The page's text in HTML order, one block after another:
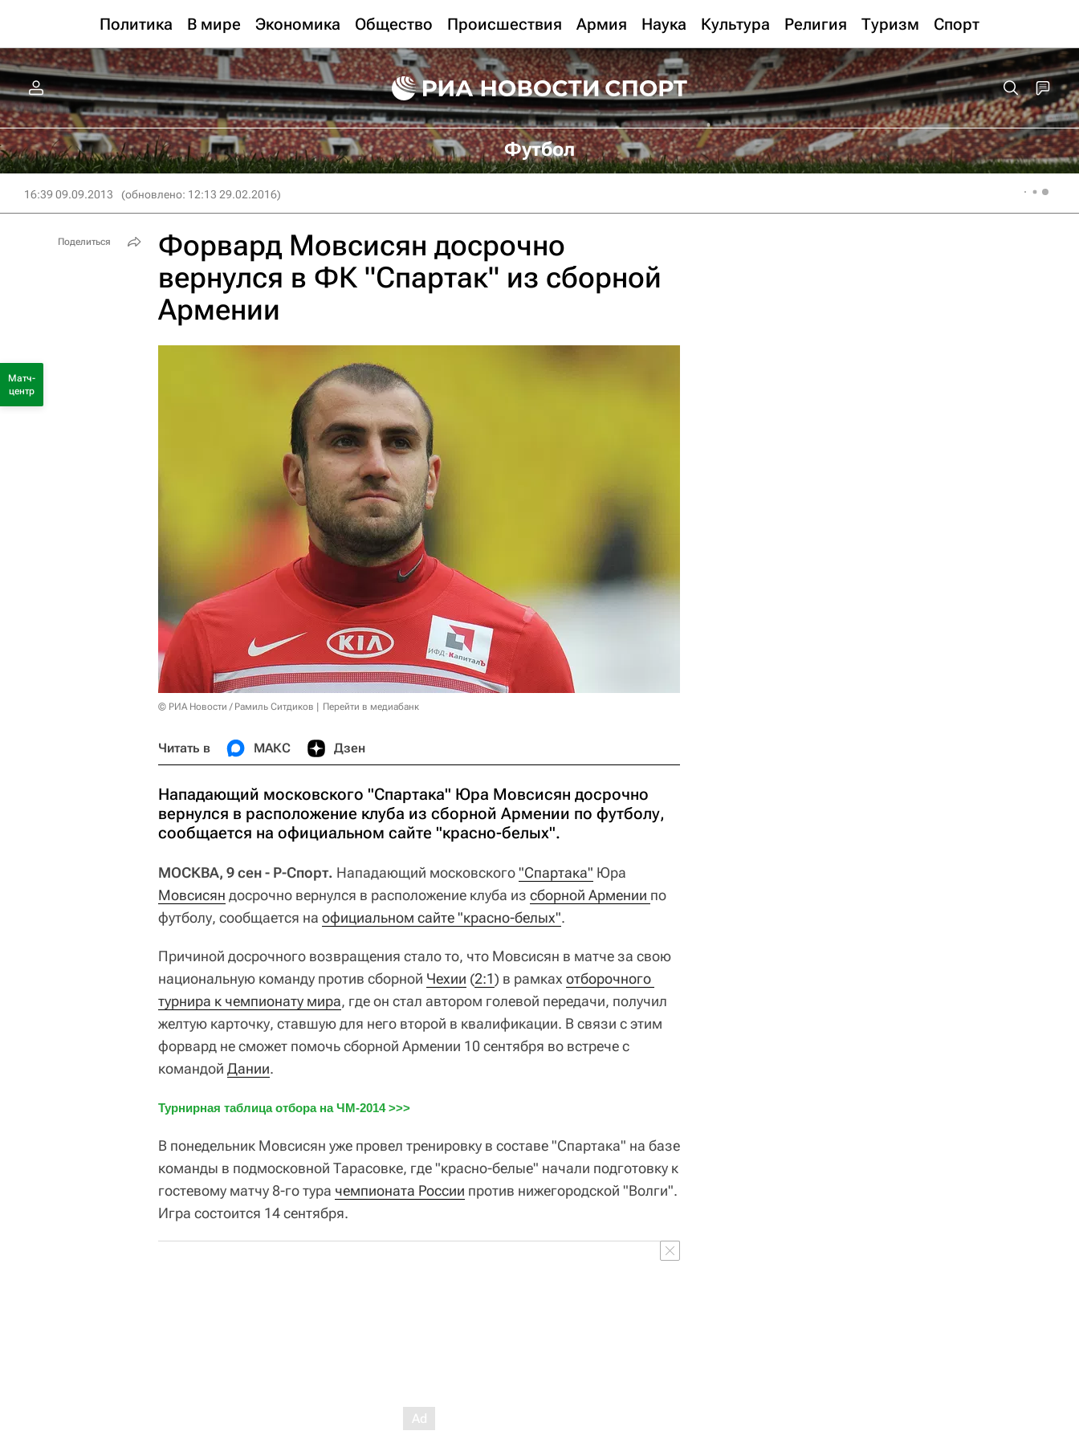
Политика В мире Экономика Общество Происшествия Армия Наука Культура Религия Туризм Спорт
Футбол
16:39 09.09.2013 (обновлено: 12:13 29.02.2016)
Форвард Мовсисян досрочно
вернулся в ФК "Спартак" из сборной
Армении
© РИА Новости / Рамиль Ситдиков Перейти в медиабанк
Читать в МАКС Дзен
Нападающий московского "Спартака" Юра Мовсисян досрочно
вернулся в расположение клуба из сборной Армении по футболу,
сообщается на официальном сайте "красно-белых".
МОСКВА, 9 сен - Р-Спорт. Нападающий московского"Спартака" Юра
Мовсисян досрочно вернулся в расположение клуба из сборной Армении по
футболу, сообщается на официальном сайте "красно-белых".
Причиной досрочного возвращения стало то, что Мовсисян в матче за свою
национальную команду против сборной Чехии (2:1) в рамках отборочного
турнира к чемпионату мира, где он стал автором голевой передачи, получил
желтую карточку, ставшую для него второй в квалификации. В связи с этим
форвард не сможет помочь сборной Армении 10 сентября во встрече с
командой Дании.
Турнирная таблица отбора на ЧМ-2014 >>>
В понедельник Мовсисян уже провел тренировку в составе "Спартака" на базе
команды в подмосковной Тарасовке, где "красно-белые" начали подготовку к
гостевому матчу 8-го тура чемпионата России против нижегородской "Волги".
Игра состоится 14 сентября.
Поделиться
Матч-
центр